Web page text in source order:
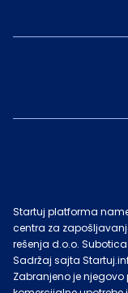
Startuj platforma
centra za
rešenja d.o.o.
Sadržaj sajta
Zabranjeno je